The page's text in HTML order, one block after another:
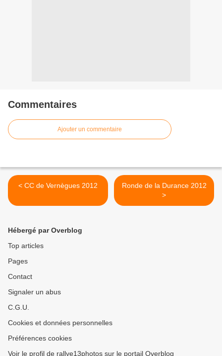
Commentaires
Ajouter un commentaire
< CC de Vernègues 2012
Ronde de la Durance 2012
>
Hébergé par Overblog
Top articles
Pages
Contact
Signaler un abus
C.G.U.
Cookies et données personnelles
Préférences cookies
Voir le profil de rallye13photos sur le portail Overblog